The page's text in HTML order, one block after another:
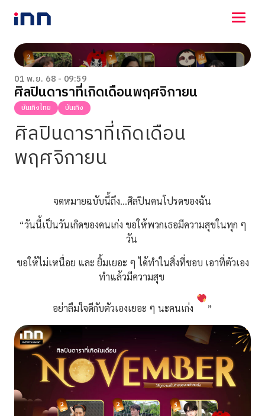
NEWS
ENTERTAINMENT
LIFESTYLE
HOROSCOPE
LOTTERY
VIDEO
ร่วมด้วยช่วยกัน
01 พ.ย. 68 - 09:59
ศิลปินดาราที่เกิดเดือนพฤศจิกายน
บันเทิงไทย บันเทิง
ศิลปินดาราที่เกิดเดือน
พฤศจิกายน
จดหมายฉบับนี้ถึง…ศิลปินคนโปรดของฉัน
“วันนี้เป็นวันเกิดของคนเก่ง ขอให้พวกเธอมีความสุขในทุก ๆ
วัน
ขอให้ไม่เหนื่อย และ ยิ้มเยอะ ๆ ได้ทำในสิ่งที่ชอบ เอาที่ตัวเอง
ทำแล้วมีความสุข
อย่าลืมใจดีกับตัวเองเยอะ ๆ นะคนเก่ง ”